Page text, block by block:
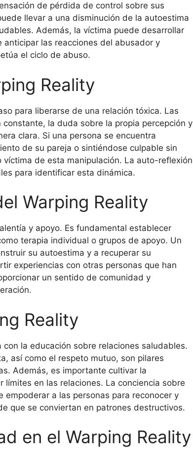
de pérdida de control sobre sus
llevar a una disminución de la autoestima
Además, la víctima puede desarrollar
las reacciones del abusador y
el ciclo de abuso.
Reality
para liberarse de una relación tóxica. Las
la duda sobre la propia percepción y
clara. Si una persona se encuentra
de su pareja o sintiéndose culpable sin
de esta manipulación. La auto-reflexión
para identificar esta dinámica.
Warping Reality
y apoyo. Es fundamental establecer
terapia individual o grupos de apoyo. Un
su autoestima y a recuperar su
experiencias con otras personas que han
un sentido de comunidad y
Reality
la educación sobre relaciones saludables.
así como el respeto mutuo, son pilares
Además, es importante cultivar la
en las relaciones. La conciencia sobre
a las personas para reconocer y
que se conviertan en patrones destructivos.
en el Warping Reality